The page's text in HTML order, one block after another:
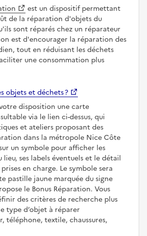
est un dispositif permettant
de la réparation d'objets du
sont réparés chez un réparateur
est d'encourager la réparation des
tout en réduisant les déchets
une consommation plus
objets et déchets ?
disposition une carte
via le lien ci-dessus, qui
et ateliers proposant des
dans la métropole Nice Côte
un symbole pour afficher les
ses labels éventuels et le détail
en charge. Le symbole sera
pastille jaune marquée du signe
le Bonus Réparation. Vous
des critères de recherche plus
type d’objet à réparer
téléphone, textile, chaussures,